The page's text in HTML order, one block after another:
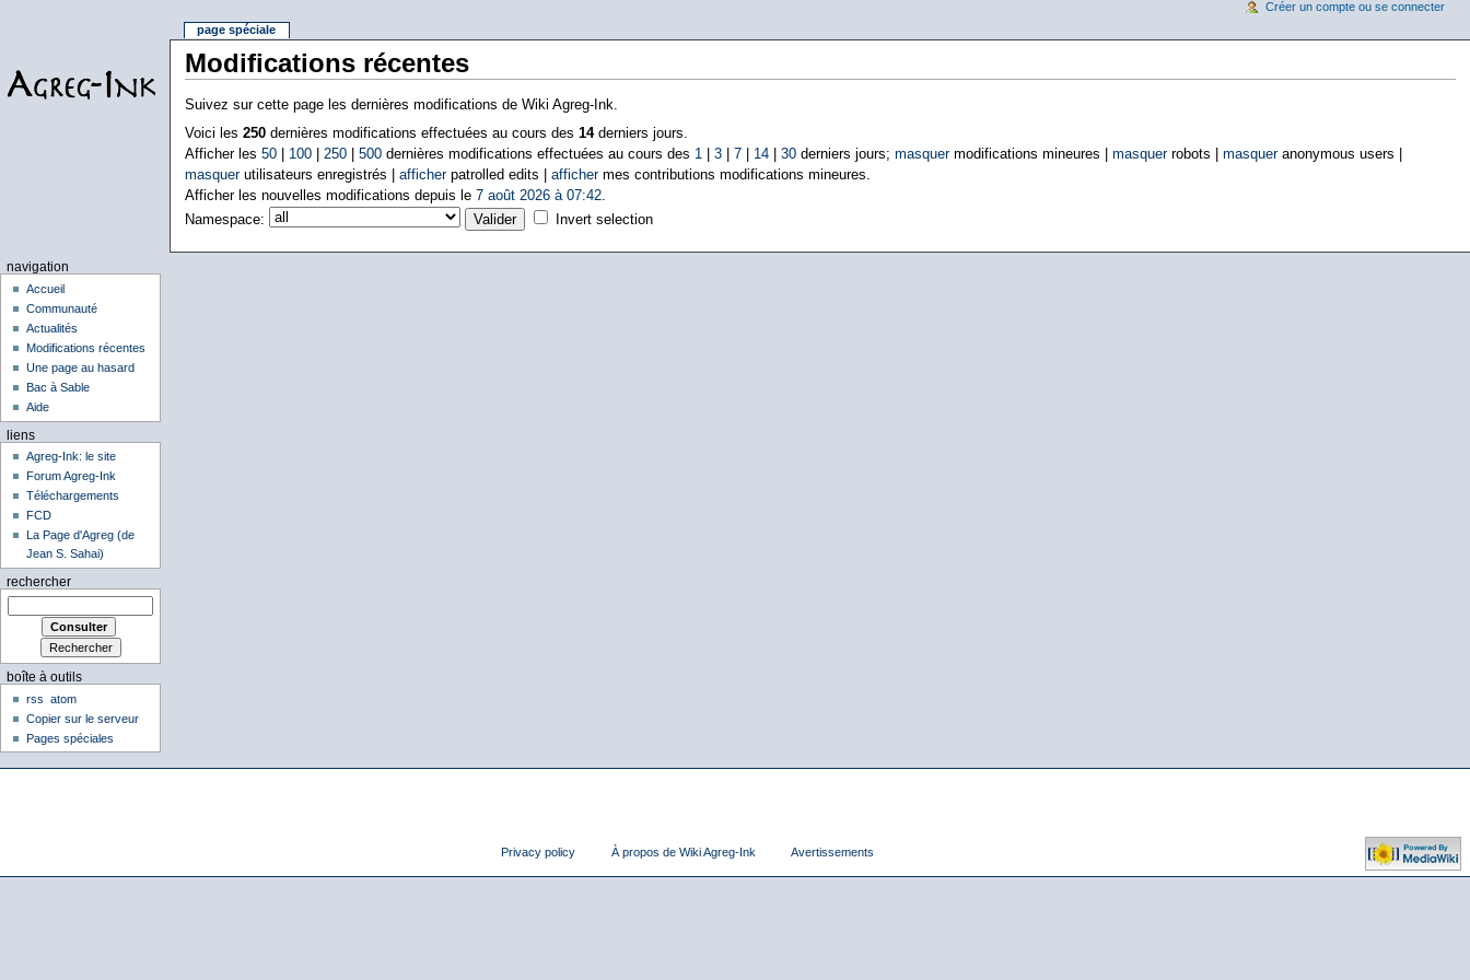
Modifications récentes
Suivez sur cette page les dernières modifications de Wiki Agreg-Ink.
Voici les 250dernières modifications effectuées au cours des 14derniers jours.
Afficher les 50| 100| 250| 500dernières modifications effectuées au cours des 1 3| 7| 14| 30derniers jours; masquermodifications mineures | masquerrobots | masqueranonymous users |
masquerutilisateurs enregistrés | afficherpatrolled edits | affichermes contributions modifications mineures.
Afficher les nouvelles modifications depuis le 7 août 2026 à 07:42.
Namespace:
Invert selection
page spéciale
Créer un compte ou se connecter
navigation
Accueil
Communauté
Actualités
Modifications récentes
Une page au hasard
Bac à Sable
Aide
liens
Agreg-Ink: le site
Forum Agreg-Ink
Téléchargements
FCD
La Page d'Agreg (de
Jean S. Sahai)
rechercher
boîte à outils
rss
atom
Copier sur le serveur
Pages spéciales
Privacy policy À propos de Wiki Agreg-Ink Avertissements